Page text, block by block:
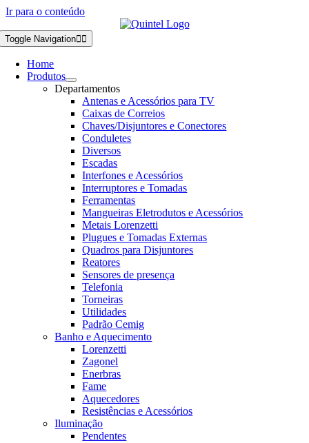
Ir para o conteúdo
Toggle Navigation
Home
Produtos
Departamentos
Antenas e Acessórios para TV
Caixas de Correios
Chaves/Disjuntores e Conectores
Conduletes
Diversos
Escadas
Interfones e Acessórios
Interruptores e Tomadas
Ferramentas
Mangueiras Eletrodutos e Acessórios
Metais Lorenzetti
Plugues e Tomadas Externas
Quadros para Disjuntores
Reatores
Sensores de presença
Telefonia
Torneiras
Utilidades
Padrão Cemig
Banho e Aquecimento
Lorenzetti
Zagonel
Enerbras
Fame
Aquecedores
Resistências e Acessórios
Iluminação
Pendentes